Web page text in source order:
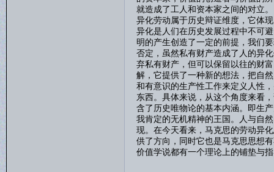
就造成了工人和资本家之间的对立。
异化劳动属于历史辩证维度，它体
异化是人们在历史发展过程中不可
明的产生创造了一定的前提，我们
否定，虽然私有财产造成了人的异
弃私有财产，但可以保留以往的财
解，它提供了一种新的想法，把自
和有意识的生产性工作来定义人性
东西。具体来说，从这个角度来看
含了历史唯物论的基本内涵。即生
我肯定的无机精神的王国。人与自
现。在今天看来，马克思的劳动异
供了方向，同时它也是马克思思想
价值学说都有一个理论上的铺垫与